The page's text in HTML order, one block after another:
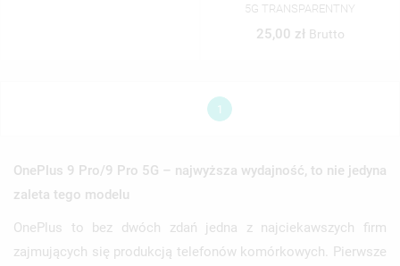
5G TRANSPARENTNY
25,00 zł Brutto
1
OnePlus 9 Pro/9 Pro 5G – najwyższa wydajność, to nie jedyna
zaleta tego modelu
OnePlus to bez dwóch zdań jedna z najciekawszych firm
zajmujących się produkcją telefonów komórkowych. Pierwsze